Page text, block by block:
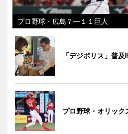
プロ野球・広島７―１１巨人
「デジポリス」普
プロ野球・オリッ